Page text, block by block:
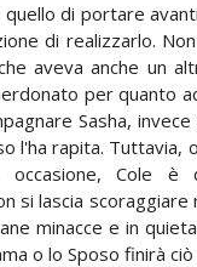
di portare
di realizzarlo.
aveva anche un
per quanto
Sasha,
l'ha rapita. Tuttavia,
occasione, Cole
si lascia scoraggiare
minacce e in
o lo Sposo finirà